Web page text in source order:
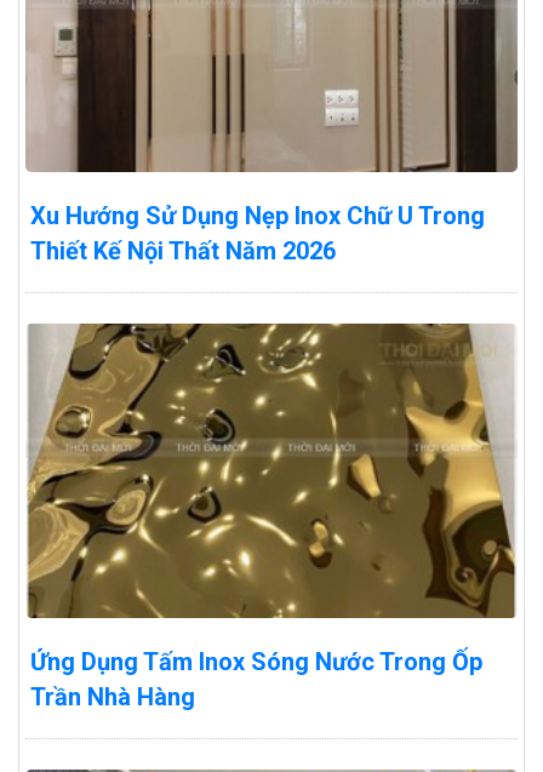
Xu Hướng Sử Dụng Nẹp Inox Chữ U Trong
Thiết Kế Nội Thất Năm 2026
Ứng Dụng Tấm Inox Sóng Nước Trong Ốp
Trần Nhà Hàng